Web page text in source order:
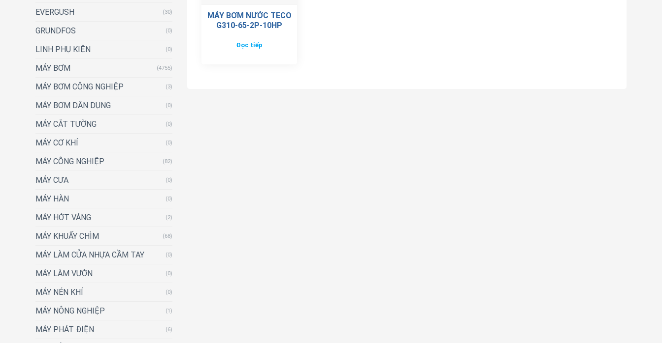
EVERGUSH (30)
GRUNDFOS (0)
LINH PHỤ KIỆN (0)
MÁY BƠM (4755)
MÁY BƠM CÔNG NGHIỆP (3)
MÁY BƠM DÂN DỤNG (0)
MÁY CẮT TƯỜNG (0)
MÁY CƠ KHÍ (0)
MÁY CÔNG NGHIỆP (82)
MÁY CƯA (0)
MÁY HÀN (0)
MÁY HỚT VÁNG (2)
MÁY KHUẤY CHÌM (68)
MÁY LÀM CỬA NHỰA CẦM TAY (0)
MÁY LÀM VƯỜN (0)
MÁY NÉN KHÍ (0)
MÁY NÔNG NGHIỆP (1)
MÁY PHÁT ĐIỆN (6)
MÁY BƠM NƯỚC TECO
G310-65-2P-10HP
Đọc tiếp